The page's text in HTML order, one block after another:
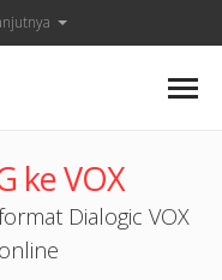
ke VOX
Dialogic VOX